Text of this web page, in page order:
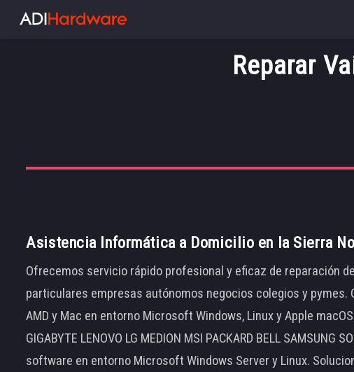
Reparar
Asistencia Informática a Domicilio en la Sierra
Ofrecemos servicio rápido profesional y eficaz de reparación
particulares empresas autónomos negocios colegios y
AMD y Mac en entorno Microsoft Windows, Linux y Apple
GIGABYTE LENOVO LG MEDION MSI PACKARD BELL
software en entorno Microsoft Windows Server y Linux.